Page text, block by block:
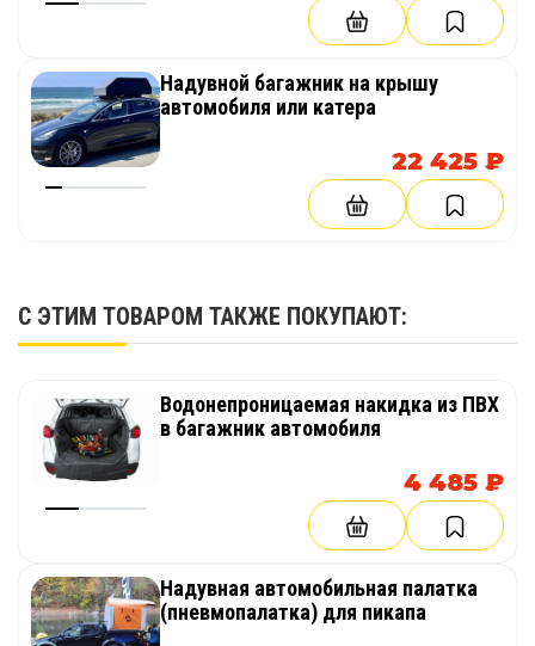
Надувной багажник на крышу
автомобиля или катера
22 425 ₽
С ЭТИМ ТОВАРОМ ТАКЖЕ ПОКУПАЮТ:
Водонепроницаемая накидка из ПВХ
в багажник автомобиля
4 485 ₽
Надувная автомобильная палатка
(пневмопалатка) для пикапа